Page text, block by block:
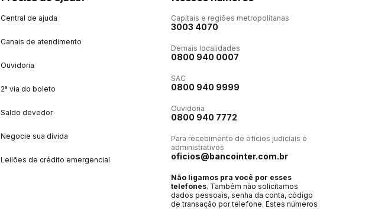
Central de ajuda
Canais de atendimento
Ouvidoria
2ª via do boleto
Saldo devedor
Negocie sua dívida
Leilões de crédito emergencial
Capitais e regiões metropolitanas
3003 4070
Demais localidades
0800 940 0007
SAC
0800 940 9999
Ouvidoria
0800 940 7772
Para recebimento de ofícios judiciais e
administrativos
oficios@bancointer.com.br
Não ligamos pra você por esses
telefones. Também não solicitamos
dados pessoais, senha da conta, código
de transação por telefone. Estes números